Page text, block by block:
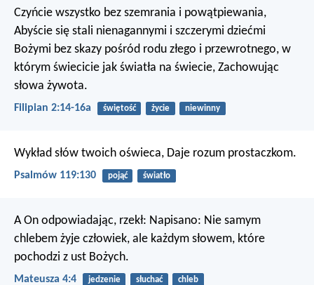
Czyńcie wszystko bez szemrania i powątpiewania,
Abyście się stali nienagannymi i szczerymi dziećmi
Bożymi bez skazy pośród rodu złego i przewrotnego, w
którym świecicie jak światła na świecie, Zachowując
słowa żywota.
Filipian 2:14-16a świętość życie niewinny
Wykład słów twoich oświeca, Daje rozum prostaczkom.
Psalmów 119:130 pojąć światło
A On odpowiadając, rzekł: Napisano: Nie samym
chlebem żyje człowiek, ale każdym słowem, które
pochodzi z ust Bożych.
Mateusza 4:4 jedzenie słuchać chleb